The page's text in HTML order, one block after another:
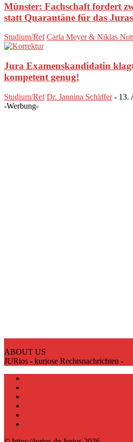
Münster: Fachschaft fordert
statt Quarantäne für das
Studium/Ref Carla Meyer & Niklas
Jura Examenskandidatin
kompetent genug!
Studium/Ref Dr. Jannina Schäffer - 13.
-Werbung-
ABOUT US
JURios - kuriose Rechtsnachrichten -